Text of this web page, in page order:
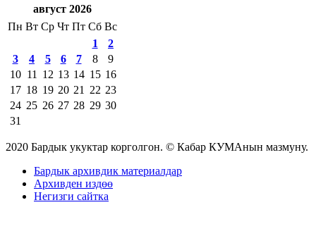
август 2026
Пн Вт Ср Чт Пт Сб Вс
1
2
3
4 5 6 7 8
9
10 11 12 13 14 15 16
17 18 19 20 21 22 23
24 25 26 27 28 29 30
31
2020 Бардык укуктар корголгон. © Кабар КУМАнын мазмуну.
Бардык архивдик материалдар
Архивден издөө
Негизги сайтка